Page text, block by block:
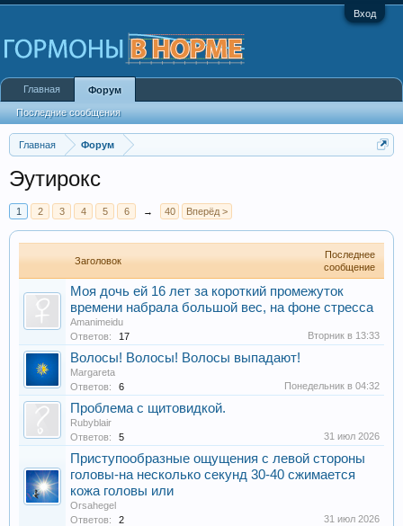
Вход
Главная Форум
Эутирокс
1 2 3 4 5 6 → 40 Вперёд >
Заголовок
Последнее
сообщение
Моя дочь ей 16 лет за короткий промежуток
времени набрала большой вес, на фоне стресса
Amanimeidu
Ответов:
17 Вторник в 13:33
Волосы! Волосы! Волосы выпадают!
Margareta
Ответов:
6 Понедельник в 04:32
Проблема с щитовидкой.
Rubyblair
Ответов:
5 31 июл 2026
Приступообразные ощущения с левой стороны
головы-на несколько секунд 30-40 сжимается
кожа головы или
Orsahegel
Ответов:
2 31 июл 2026
Главная Форум
Последние сообщения